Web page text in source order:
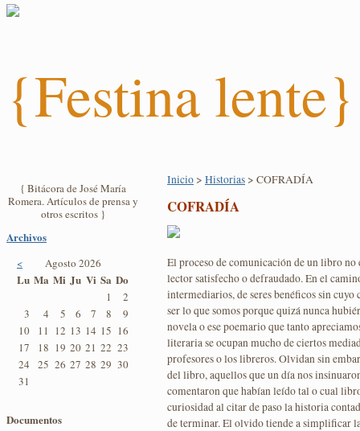
{Festina lente}
{ Bitácora de José María
Romera. Artículos de prensa y
otros escritos }
Archivos
< Agosto 2026
Lu Ma Mi Ju Vi Sa Do
1
2
3
4 5 6 7 8
9
10
11 12 13 14 15 16
17
18 19 20 21 22 23
24
25 26 27 28 29 30
31
Documentos
Inicio > Historias > COFRADÍA
COFRADÍA
El proceso de comunicación de un libro no
lector satisfecho o defraudado. En el
intermediarios, de seres benéficos sin
ser lo que somos porque quizá nunca
novela o ese poemario que tanto
literaria se ocupan mucho de ciertos
profesores o los libreros. Olvidan sin
del libro, aquellos que un día nos
comentaron que habían leído tal o cual
curiosidad al citar de paso la historia
de terminar. El olvido tiende a simplificar